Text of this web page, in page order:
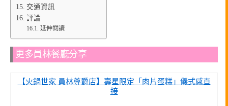
交通資訊
評論
延伸閱讀
更多員林餐廳分享
【火鍋世家 員林尊爵店】壽星限定「肉片蛋糕」儀式感直
接